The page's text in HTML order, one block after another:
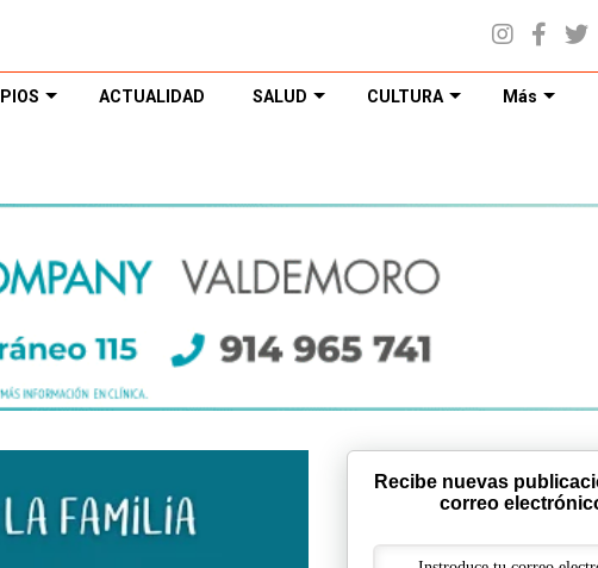
ACTUALIDAD SALUD CULTURA Más
Recibe nuevas
correo